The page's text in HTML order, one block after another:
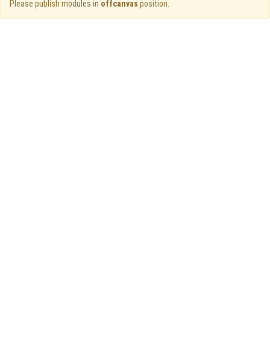
Please publish modules in offcanvas position.